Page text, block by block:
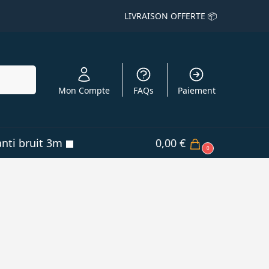
LIVRAISON OFFERTE 📦
Mon Compte FAQs Paiement
bruit 3m 0,00 € 0